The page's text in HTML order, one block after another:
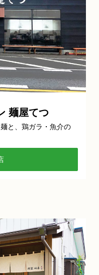
麺屋てつ
と、鶏ガラ・魚介の